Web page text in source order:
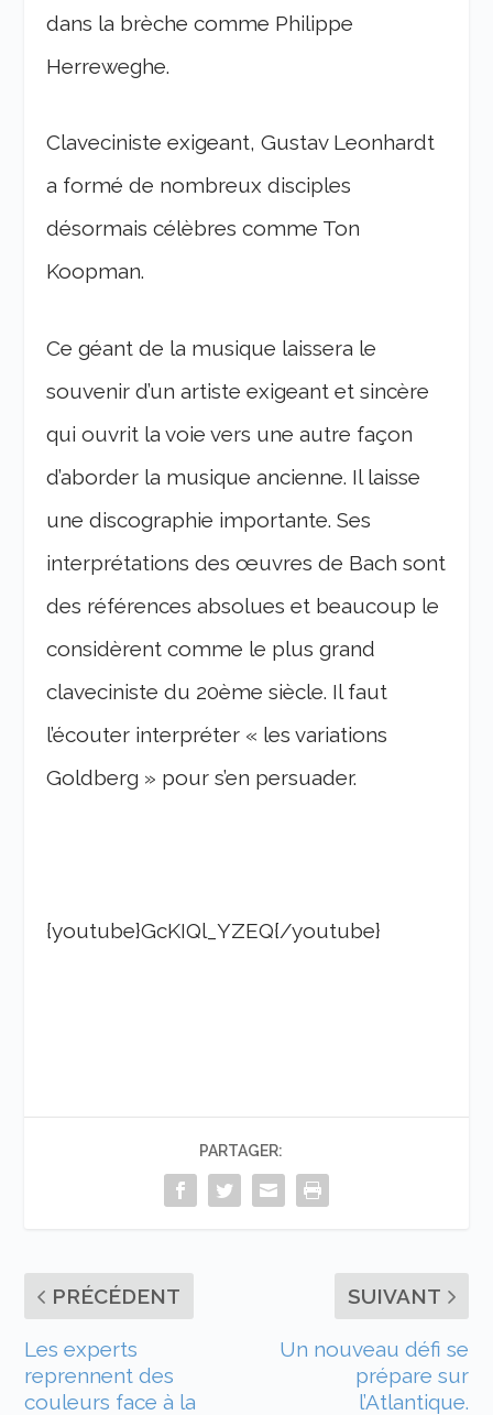
dans la brèche comme Philippe
Herreweghe.
Claveciniste exigeant, Gustav Leonhardt
a formé de nombreux disciples
désormais célèbres comme Ton
Koopman.
Ce géant de la musique laissera le
souvenir d’un artiste exigeant et sincère
qui ouvrit la voie vers une autre façon
d’aborder la musique ancienne. Il laisse
une discographie importante. Ses
interprétations des œuvres de Bach sont
des références absolues et beaucoup le
considèrent comme le plus grand
claveciniste du 20ème siècle. Il faut
l’écouter interpréter « les variations
Goldberg » pour s’en persuader.
{youtube}GcKIQl_YZEQ{/youtube}
PARTAGER:
PRÉCÉDENT
Les experts
reprennent des
couleurs face à la
SUIVANT
Un nouveau défi se
prépare sur
l’Atlantique.